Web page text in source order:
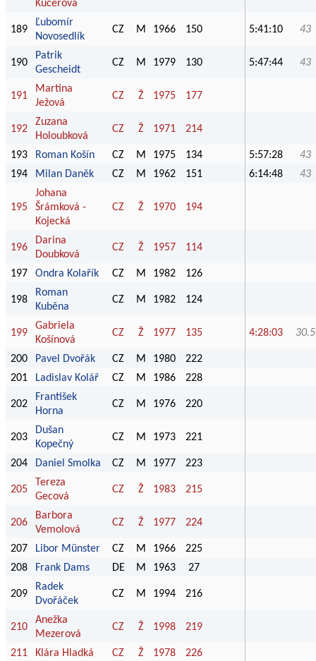
Kučerová
189
Ľubomír
Novosedlík
CZ M 1966 150 5:41:10 43
190
Patrik
Gescheidt
CZ M 1979 130 5:47:44 43
191
Martina
Ježová
CZ Ž 1975 177
192
Zuzana
Holoubková
CZ Ž 1971 214
193 Roman Košín CZ M 1975 134 5:57:28
43
194
Milan Daněk CZ M 1962 151 6:14:48 43
195
Johana
Šrámková -
Kojecká
CZ Ž 1970 194
196
Darina
Doubková
CZ Ž 1957 114
197 Ondra Kolařík CZ M 1982 126
198
Roman
Kuběna
CZ M 1982 124
199
Gabriela
Košínová
CZ Ž 1977 135 4:28:03 30.5
200 Pavel Dvořák CZ M 1980
222
201
Ladislav Kolář CZ M 1986 228
202
František
Horna
CZ M 1976 220
203
Dušan
Kopečný
CZ M 1973 221
204 Daniel Smolka CZ M 1977 223
205
Tereza
Gecová
CZ Ž 1983 215
206
Barbora
Vemolová
CZ Ž 1977 224
207 Libor Münster CZ M 1966
225
208
Frank Dams DE M 1963 27
209
Radek
Dvořáček
CZ M 1994 216
210
Anežka
Mezerová
CZ Ž 1998 219
211 Klára Hladká CZ Ž 1978
226